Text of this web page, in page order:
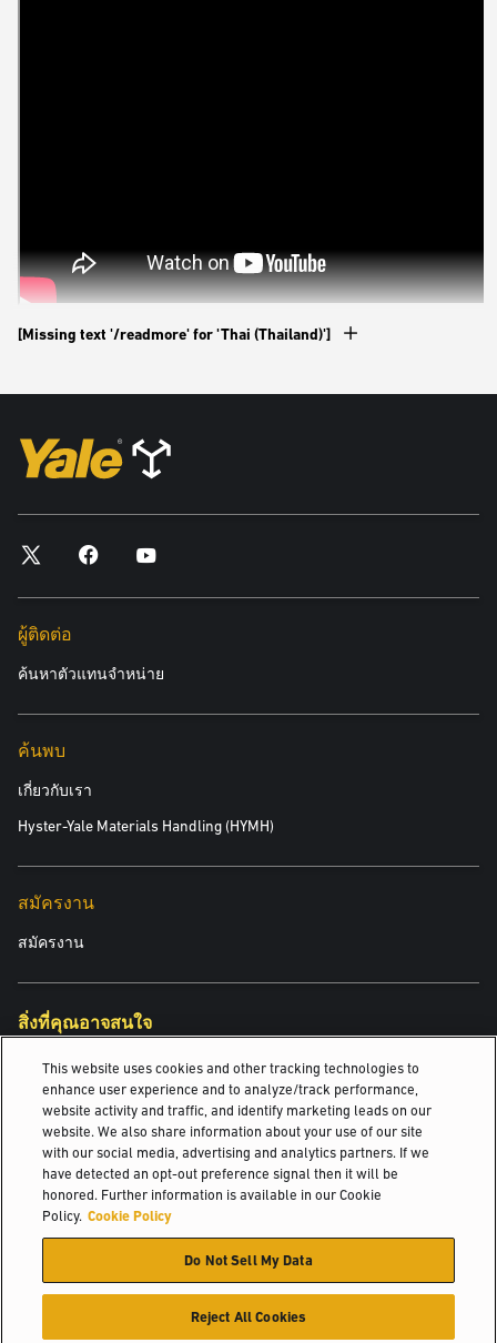
ระบบตรวจจับวัตถุ:
ช่วยผู้ปฏิบัติงานด้วยการเตือนพวกเขาเมื่อมีสิ่งที่อาจเป็นอันตรายรอบ
ระบบตรวจจับหลังคา:
ใช้อาร์เรย์ของเซ็นเซอร์เพื่อวัดทั้งน้ำหนักและศูนย์กลางของน้ำหนัก
ไฟสปอร์ตไลท์ LED สีน้ำเงินที่ตามแนวทิศทางด้านหน้าและด้านหลัง
อาจช่วยเตือนคนเดินเท้าว่ารถยกกำลังเดินทางไปในทิศทางที่จำเพาะ
อินเตอร์ล็อกเข็มขัดนิรภัยและประตู:
การตรวจติดตามเทเลเมติกส์แบบไร้สายบันทึกและรายงานชั่วโมงการ
ใช้งาน การชน การตรวจติดตามการบำรุงรักษาตามระยะเวลา และ
การเกิดรหัสเพื่อวินิจฉัยการแก้ปัญหา
คุณสมบัติอื่น ๆ ได้แก่:
ม่านม้วนด้านหน้าและด้านบน กันชน WuBump เบาะกันสะเทือนแบบ
คลิกเพื่อค้นหาโซลูชันการช่วยเหลือผู้ขับขี่ของ Yale ให้มากขึ้น
[Missing text '/readmore' for 'Thai (Thailand)']
ผู้ติดต่อ
ค้นหาตัวแทนจำหน่าย
ค้นพบ
เกี่ยวกับเรา
Hyster-Yale Materials Handling (HYMH)
สมัครงาน
สมัครงาน
สิ่งที่คุณอาจสนใจ
การกระจายสินค้าอาหารและห้องเย็น
การแปรรูปอาหารและการเกษตร
รถฟอร์คลิฟท์ไฟฟ้า 3 ล้อแบบถ่วงน้ำหนักขับเคลื่อนล้อหน้า
© 2026 Hyster-Yale Materials Handling, Inc., all rights reserved.
นโยบายความเป็นส่วนตัว
นโยบายการใช้งานที่ยอมรับได้
เงื่อนไขการบริการ
นโยบายคุกกี้
This website uses cookies and other tracking technologies to
enhance user experience and to analyze/track performance,
website activity and traffic, and identify marketing leads on our
website. We also share information about your use of our site
with our social media, advertising and analytics partners. If we
have detected an opt-out preference signal then it will be
honored. Further information is available in our Cookie
Policy. Cookie Policy
Do Not Sell My Data
Reject All Cookies